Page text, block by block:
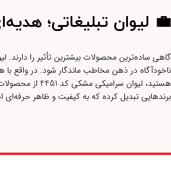
💼 لیوان تبلیغاتی؛
گاهی ساده‌ترین محصولات بیشترین تأثیر را دارند.
ناخودآگاه در ذهن مخاطب ماندگار شود. در واقع با
هستید،
برندهایی تبدیل کرده که به کیفیت و ظاهر